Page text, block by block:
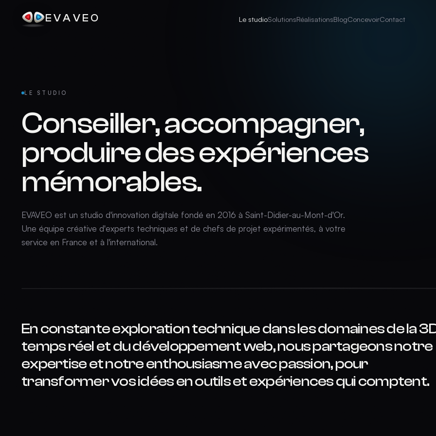
EVAVEO Le studioSolutionsRéalisationsBlogConcevoirContact
LE STUDIO
Conseiller, accompagner,
produire des expériences
mémorables.
EVAVEO est un studio d'innovation digitale fondé en 2016 à Saint-Didier-au-Mont-d'Or.
Une équipe créative d'experts techniques et de chefs de projet expérimentés, à votre
service en France et à l'international.
En constante exploration technique dans les domaines de la
temps réel et du développement web, nous partageons notre
expertise et notre enthousiasme avec passion, pour
transformer vos idées en outils et expériences qui comptent.